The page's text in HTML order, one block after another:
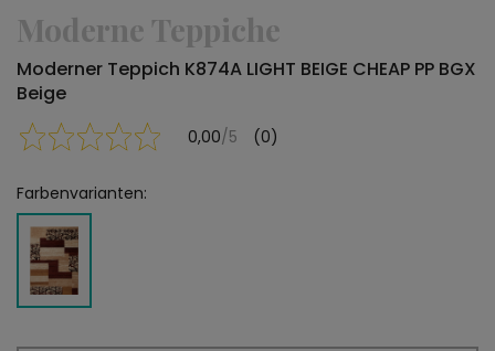
Moderne Teppiche
Moderner Teppich K874A LIGHT BEIGE CHEAP PP BGX
Beige
0,00/5 (0)
Farbenvarianten: